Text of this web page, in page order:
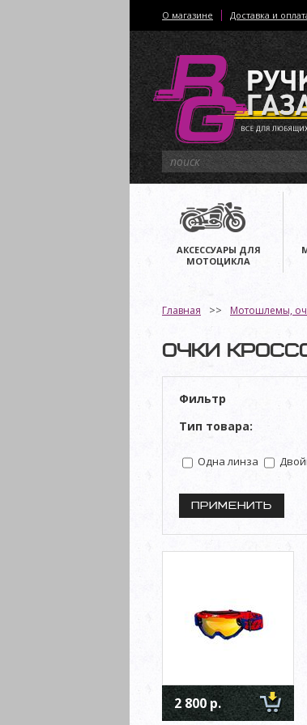
О магазине Доставка и
АКСЕССУАРЫ ДЛЯ
МОТОЦИКЛА
Главная Мотошлемы,
ОЧКИ
Фильтр
Тип товара:
Одна линза
2 800 р.